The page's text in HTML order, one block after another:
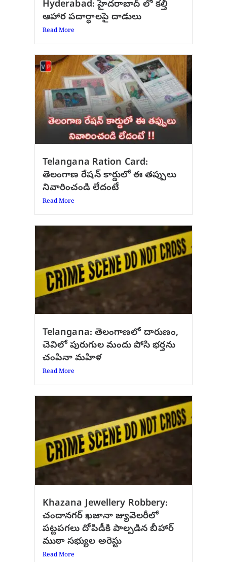
Hyderabad: హైదరాబాద్‌ లో కల్తీ
ఆహార పదార్థాలపై దాడులు
Read More
Telangana Ration Card:
తెలంగాణ రేషన్ కార్డులో ఈ తప్పులు
నివారించండి లేదంటే
Read More
Telangana: తెలంగాణలో దారుణం,
చెవిలో పురుగుల మందు పోసి భర్తను
చంపినా మహిళ
Read More
Khazana Jewellery Robbery:
చందానగర్ ఖజానా జ్యువెలరీలో
పట్టపగలు దోపిడీకి పాల్పడిన బీహార్
ముఠా సభ్యుల అరెస్టు
Read More